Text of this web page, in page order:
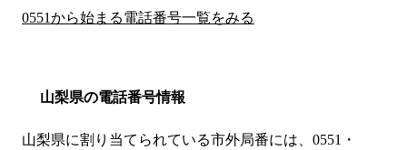
0551から始まる電話番号一覧をみる
山梨県の電話番号情報
山梨県に割り当てられている市外局番には、0551・